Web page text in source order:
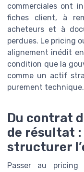
commerciales ont
fiches client, à
acheteurs et à
perdues. Le pricing
alignement inédit
condition que la
comme un actif
purement technique.
Du contrat
de résultat
structurer
Passer au pricing